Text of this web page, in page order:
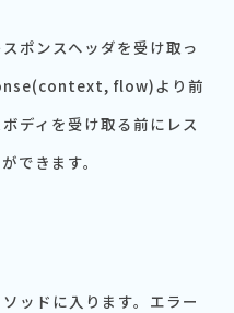
ポンスヘッダを受け取っ
flow)より前
ディを受け取る前にレス
できます。
ッドに入ります。エラー